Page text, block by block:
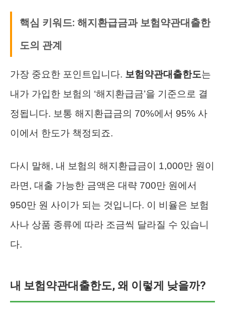
핵심 키워드: 해지환급금과 보험약관대출한
도의 관계
가장 중요한 포인트입니다. 보험약관대출한도는
내가 가입한 보험의 ‘해지환급금’을 기준으로 결
정됩니다. 보통 해지환급금의 70%에서 95% 사
이에서 한도가 책정되죠.
다시 말해, 내 보험의 해지환급금이 1,000만 원이
라면, 대출 가능한 금액은 대략 700만 원에서
950만 원 사이가 되는 것입니다. 이 비율은 보험
사나 상품 종류에 따라 조금씩 달라질 수 있습니
다.
내 보험약관대출한도, 왜 이렇게 낮을까?